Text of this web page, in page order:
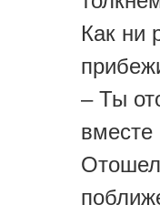
Как ни
– Ты
вместе